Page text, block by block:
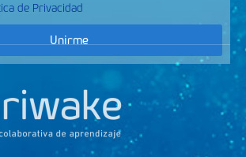
de Privacidad
Unirme